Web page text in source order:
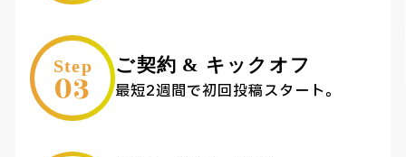
Step
03
ご契約 & キックオフ
最短2週間で初回投稿スタート。